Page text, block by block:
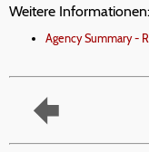
Weitere Informationen:
Agency Summary -